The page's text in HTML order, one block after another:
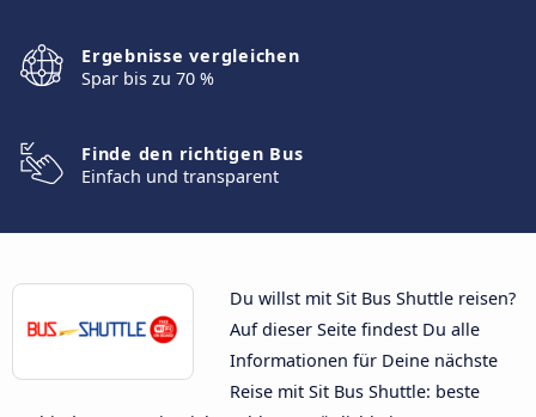
Ergebnisse vergleichen
Spar bis zu 70 %
Finde den richtigen Bus
Einfach und transparent
Du willst mit Sit Bus Shuttle reisen?
Auf dieser Seite findest Du alle
Informationen für Deine nächste
Reise mit Sit Bus Shuttle: beste